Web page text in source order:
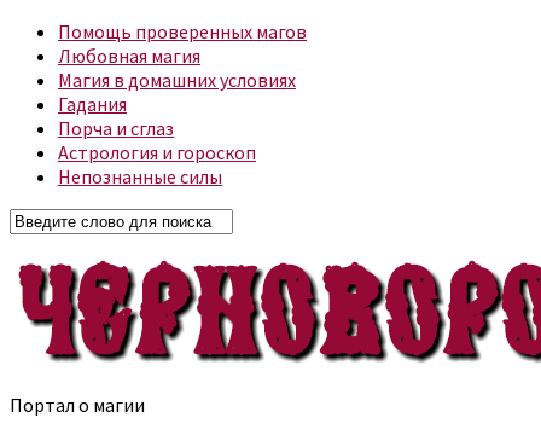
Помощь проверенных магов
Любовная магия
Магия в домашних условиях
Гадания
Порча и сглаз
Астрология и гороскоп
Непознанные силы
Портал о магии